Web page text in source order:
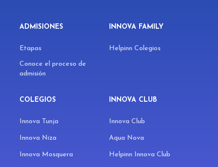
ADMISIONES
Etapas
Conoce el proceso de
admisión
INNOVA FAMILY
Helpinn Colegios
COLEGIOS
Innova Tunja
Innova Niza
Innova Mosquera
INNOVA CLUB
Innova Club
Aqua Nova
Helpinn Innova Club